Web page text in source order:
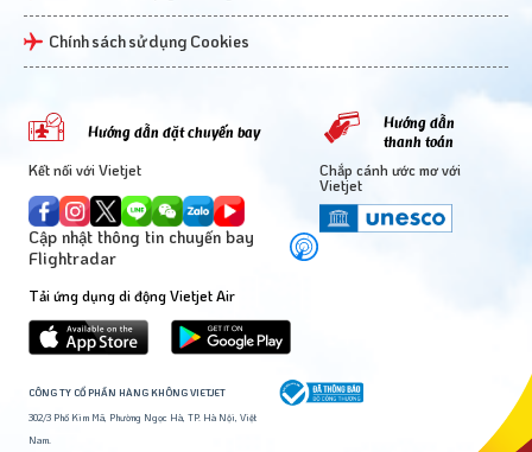
Chính sách sử dụng Cookies
Hướng dẫn đặt chuyến bay
Hướng dẫn
thanh toán
Kết nối với Vietjet
Cập nhật thông tin chuyến bay
Flightradar
Chắp cánh ước mơ với
Vietjet
Tải ứng dụng di động Vietjet Air
CÔNG TY CỔ PHẦN HÀNG KHÔNG VIETJET
302/3 Phố Kim Mã, Phường Ngọc Hà, TP. Hà Nội, Việt
Nam.